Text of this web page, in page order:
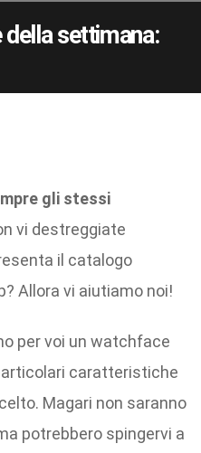
settimana:
gli stessi
vi destreggiate
il catalogo
Allora vi aiutiamo noi!
per voi un watchface
caratteristiche
Magari non saranno
potrebbero spingervi a